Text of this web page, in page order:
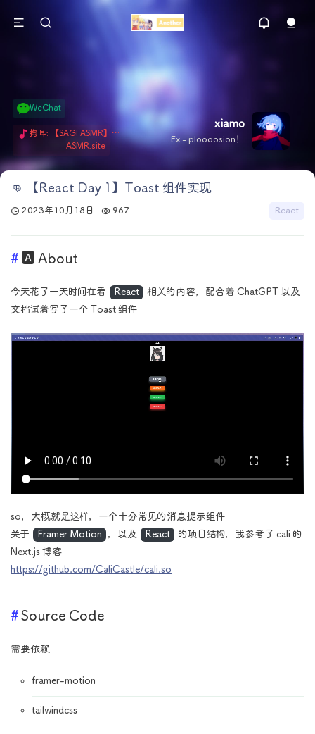
xiamo
Ex - ploooosion！
WeChat
掏耳: 【SAGI ASMR】今天就由阿米娅给博士掏耳吧「耳勺x鹅毛棒x吹气」 Hi-Res无损助眠 + 单刷: ASMR 精选4.0｜ 陪伴天花板 ✦扶扶の温柔哄睡 ✦ 顶级道具和语气词的交融 ✦ 扶桑大红花、
ASMR.site
👊 【React Day 1】Toast 组件实现
2023年10月18日 967 React
🅰️ About
今天花了一天时间在看 React
相关的内容，配合着 ChatGPT 以及
文档试着写了一个 Toast 组件
so，大概就是这样，一个十分常见的消息提示组件
关于
Framer Motion ，以及 React
的项目结构，我参考了 cali 的
Next.js 博客
https://github.com/CaliCastle/cali.so
Source Code
需要依赖
framer-motion
tailwindcss